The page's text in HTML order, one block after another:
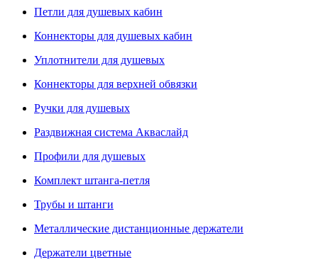
Петли для душевых кабин
Коннекторы для душевых кабин
Уплотнители для душевых
Коннекторы для верхней обвязки
Ручки для душевых
Раздвижная система Акваслайд
Профили для душевых
Комплект штанга-петля
Трубы и штанги
Металлические дистанционные держатели
Держатели цветные